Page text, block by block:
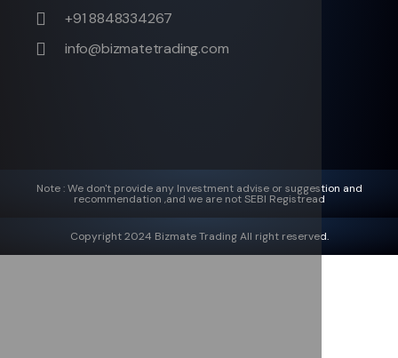
+91 8848334267
info@bizmatetrading.com
Note : We don't provide any Investment advise or suggestion and
recommendation ,and we are not SEBI Registread
Copyright 2024 Bizmate Trading All right reserved.